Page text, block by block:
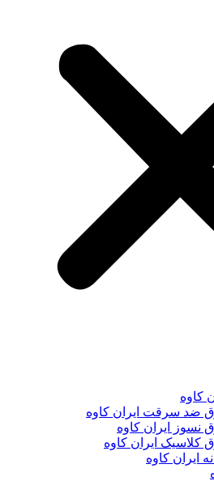
کاوه
ضد سرقت ایران کاوه
نسوز ایران کاوه
کلاسیک ایران کاوه
ایران کاوه